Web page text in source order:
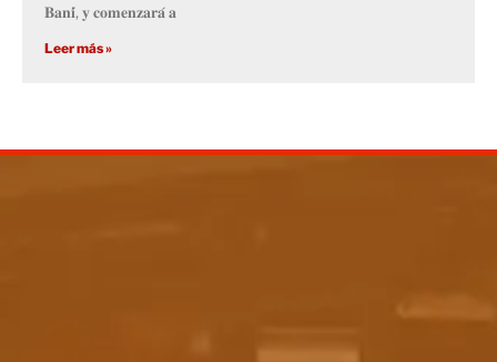
𝐁𝐚𝐧𝐢́, 𝐲 𝐜𝐨𝐦𝐞𝐧𝐳𝐚𝐫𝐚́ 𝐚
Leer más »